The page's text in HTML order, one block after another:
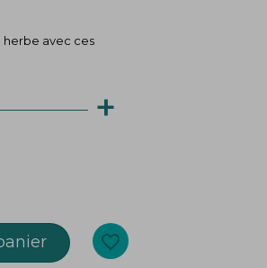
avec ces
+
les mieux
même votre
favorite_border